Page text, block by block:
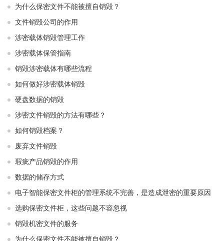
为什么保密文件不能被擅自销毁？
文件销毁公司的作用
涉密载体销毁管理工作
涉密载体保管指南
销毁涉密载体有哪些流程
如何做好涉密载体销毁
硬盘数据的销毁
涉密文件销毁的方法有哪些？
如何销毁档案？
废弃文件销毁
瑕疵产品销毁的作用
数据的储存方式
电子智能保密文件柜的管理系统不完善，是造成泄密的重要原因
选购保密文件柜，这些问题不容忽视
销毁机密文件的服务
为什么保密文件不能被擅自销毁？